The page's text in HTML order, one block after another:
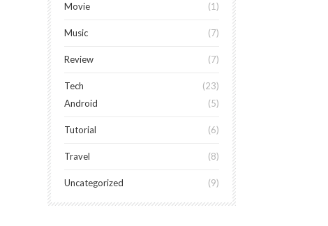
Movie
1
Music 7
Review 7
Tech
23
Android
5
Tutorial 6
Travel 8
Uncategorized 9